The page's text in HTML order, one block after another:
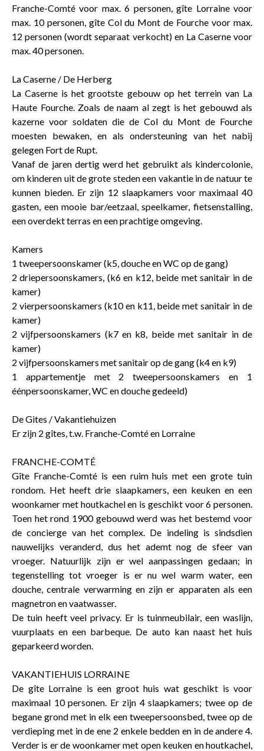
Franche-Comté voor max. 6 personen, gîte Lorraine voor
max. 10 personen, gîte Col du Mont de Fourche voor max.
12 personen (wordt separaat verkocht) en La Caserne voor
max. 40 personen.
La Caserne / De Herberg
La Caserne is het grootste gebouw op het terrein van La
Haute Fourche. Zoals de naam al zegt is het gebouwd als
kazerne voor soldaten die de Col du Mont de Fourche
moesten bewaken, en als ondersteuning van het nabij
gelegen Fort de Rupt.
Vanaf de jaren dertig werd het gebruikt als kindercolonie,
om kinderen uit de grote steden een vakantie in de natuur te
kunnen bieden. Er zijn 12 slaapkamers voor maximaal 40
gasten, een mooie bar/eetzaal, speelkamer, fietsenstalling,
een overdekt terras en een prachtige omgeving.
Kamers
1 tweepersoonskamer (k5, douche en WC op de gang)
2 driepersoonskamers, (k6 en k12, beide met sanitair in de
kamer)
2 vierpersoonskamers (k10 en k11, beide met sanitair in de
kamer)
2 vijfpersoonskamers (k7 en k8, beide met sanitair in de
kamer)
2 vijfpersoonskamers met sanitair op de gang (k4 en k9)
1 appartementje met 2 tweepersoonskamers en 1
éénpersoonskamer, WC en douche gedeeld)
De Gites / Vakantiehuizen
Er zijn 2 gîtes, t.w. Franche-Comté en Lorraine
FRANCHE-COMTÉ
Gîte Franche-Comté is een ruim huis met een grote tuin
rondom. Het heeft drie slaapkamers, een keuken en een
woonkamer met houtkachel en is geschikt voor 6 personen.
Toen het rond 1900 gebouwd werd was het bestemd voor
de concierge van het complex. De indeling is sindsdien
nauwelijks veranderd, dus het ademt nog de sfeer van
vroeger. Natuurlijk zijn er wel aanpassingen gedaan; in
tegenstelling tot vroeger is er nu wel warm water, een
douche, centrale verwarming en zijn er apparaten als een
magnetron en vaatwasser.
De tuin heeft veel privacy. Er is tuinmeubilair, een waslijn,
vuurplaats en een barbeque. De auto kan naast het huis
geparkeerd worden.
VAKANTIEHUIS LORRAINE
De gîte Lorraine is een groot huis wat geschikt is voor
maximaal 10 personen. Er zijn 4 slaapkamers; twee op de
begane grond met in elk een tweepersoonsbed, twee op de
verdieping met in de ene 2 enkele bedden en in de andere 4.
Verder is er de woonkamer met open keuken en houtkachel,